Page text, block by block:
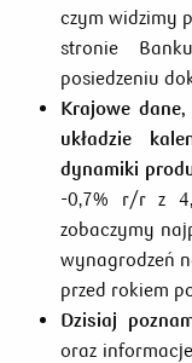
czym widzimy
stronie
posiedzeniu
Krajowe
układzie
dynamiki
-0,7% r/r z
zobaczymy
wynagrodzeń
przed rokiem
Dzisiaj
oraz